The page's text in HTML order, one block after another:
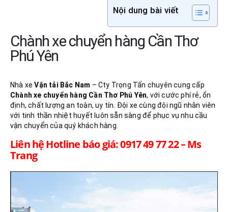
Nội dung bài viết
Chành xe chuyển hàng Cần Thơ
Phú Yên
Nhà xeVận tải Bắc Nam – Cty Trọng Tấn chuyên cung cấp
Chành xe chuyển hàng Cần Thơ Phú Yên, với cước phí rẻ, ổn
định, chất lượng an toàn, uy tín. Đội xe cùng đội ngũ nhân viên
với tinh thần nhiệt huyết luôn sẵn sàng để phục vụ nhu cầu
vận chuyển của quý khách hàng.
Liên hệ Hotline báo giá: 0917 49 77 22 – Ms
Trang